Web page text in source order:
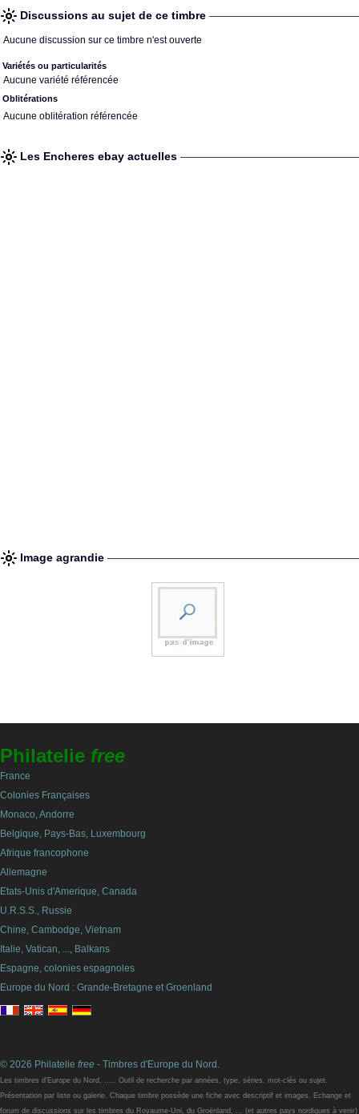
Discussions au sujet de ce timbre
Aucune discussion sur ce timbre n'est ouverte
Variétés ou particularités
Aucune variété référencée
Oblitérations
Aucune oblitération référencée
Les Encheres ebay actuelles
Image agrandie
Philatelie free
France
Colonies Françaises
Monaco, Andorre
Belgique, Pays-Bas, Luxembourg
Afrique francophone
Allemagne
Etats-Unis d'Amerique, Canada
U.R.S.S., Russie
Chine, Cambodge, Vietnam
Italie, Vatican, ..., Balkans
Espagne, colonies espagnoles
Europe du Nord : Grande-Bretagne et Groenland
© 2026 Philatelie free - Timbres d'Europe du Nord.
Les timbres d'Europe du Nord, ..... Outil de recherche par années, type, séries, mot-clés ou sujet.
Présentation par liste ou galerie. Chaque timbre possède une fiche avec descriptif et images. Echange et
forum de discussions sur les timbres du Royaume-Uni, du Groënland, ... (et autres pays nordiques à venir)